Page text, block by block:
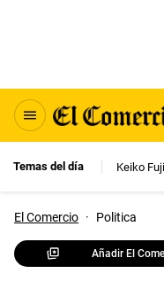
Temas del día Keiko
El Comercio · Politica
Añadir El